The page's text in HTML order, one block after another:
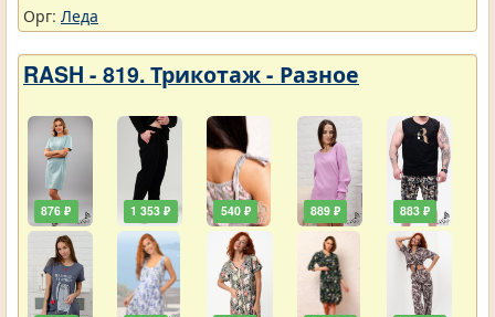
Орг: Леда
RASH - 819. Трикотаж - Разное
876 ₽ 1 353 ₽ 540 ₽ 889 ₽ 883 ₽